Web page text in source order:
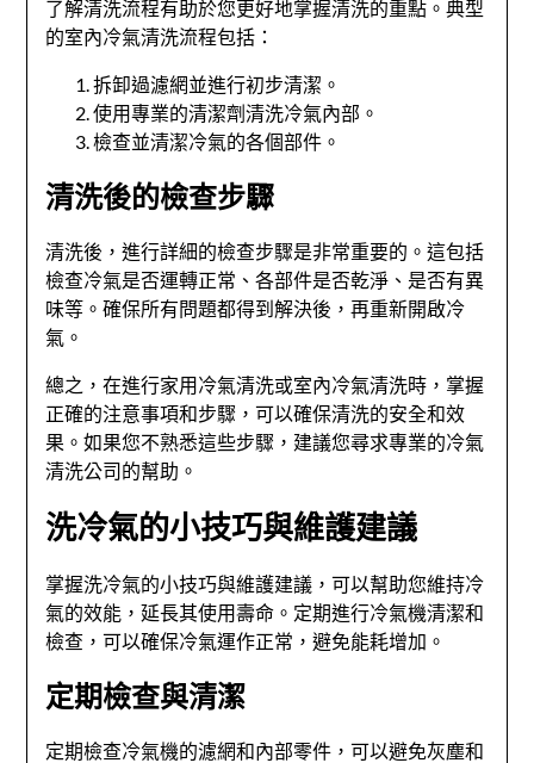
了解清洗流程有助於您更好地掌握清洗的重點。典型
的室內冷氣清洗流程包括：
拆卸過濾網並進行初步清潔。
使用專業的清潔劑清洗冷氣內部。
檢查並清潔冷氣的各個部件。
清洗後的檢查步驟
清洗後，進行詳細的檢查步驟是非常重要的。這包括
檢查冷氣是否運轉正常、各部件是否乾淨、是否有異
味等。確保所有問題都得到解決後，再重新開啟冷
氣。
總之，在進行家用冷氣清洗或室內冷氣清洗時，掌握
正確的注意事項和步驟，可以確保清洗的安全和效
果。如果您不熟悉這些步驟，建議您尋求專業的冷氣
清洗公司的幫助。
洗冷氣的小技巧與維護建議
掌握洗冷氣的小技巧與維護建議，可以幫助您維持冷
氣的效能，延長其使用壽命。定期進行冷氣機清潔和
檢查，可以確保冷氣運作正常，避免能耗增加。
定期檢查與清潔
定期檢查冷氣機的濾網和內部零件，可以避免灰塵和